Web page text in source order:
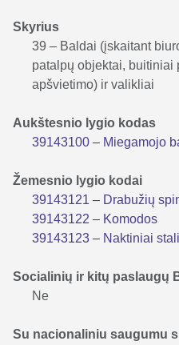
Skyrius
39 – Baldai (įskaitant
patalpų objektai, buitiniai
apšvietimo) ir valikliai
Aukštesnio lygio kodas
39143100 – Miegamojo
Žemesnio lygio kodai
39143121 – Drabužių
39143122 – Komodos
39143123 – Naktiniai
Socialinių ir kitų paslaugų
Ne
Su nacionaliniu saugumu